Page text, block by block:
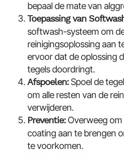
bepaal de mate van
Toepassing van
softwash-systeem om
reinigingsoplossing aan
ervoor dat de oplossing
tegels doordringt.
Afspoelen:Spoel de
om alle resten van de
verwijderen.
Preventie:Overweeg om
coating aan te brengen
te voorkomen.